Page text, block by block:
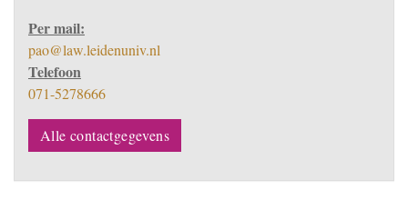
Per mail:
pao@law.leidenuniv.nl
Telefoon
071-5278666
Alle contactgegevens